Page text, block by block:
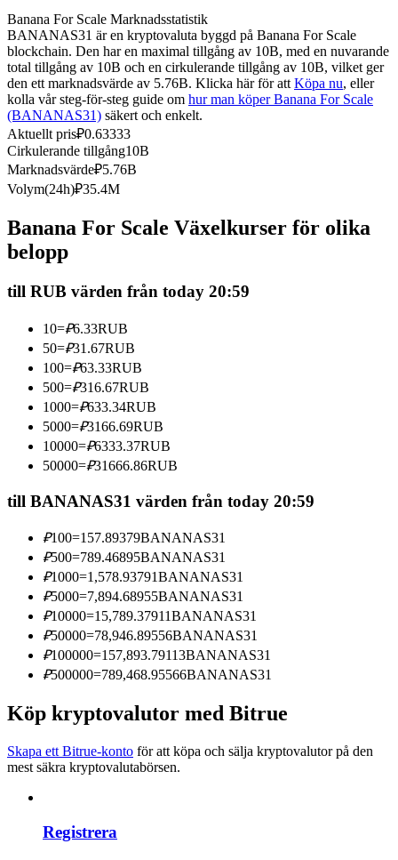
Kopiera Trading
Gå med de bästa handlarna
Njut av vinstdelning och kopieringshandelsprovisioner
Big data-analys inklusive handelsinformation, etc.
Futures startguide
Banana For Scale Marknadsstatistik
BANANAS31 är en kryptovaluta byggd på Banana For Scale
blockchain. Den har en maximal tillgång av 10B, med en nuvarande
total tillgång av 10B och en cirkulerande tillgång av 10B, vilket ger
den ett marknadsvärde av 5.76B. Klicka här för att Köpa nu, eller
kolla vår steg-för-steg guide om hur man köper Banana For Scale
(BANANAS31) säkert och enkelt.
Aktuellt pris₽0.63333
Cirkulerande tillgång10B
Marknadsvärde₽5.76B
Volym(24h)₽35.4M
Banana For Scale Växelkurser för olika
belopp
till RUB värden från today 20:59
10=₽6.33RUB
50=₽31.67RUB
100=₽63.33RUB
500=₽316.67RUB
1000=₽633.34RUB
5000=₽3166.69RUB
10000=₽6333.37RUB
50000=₽31666.86RUB
till BANANAS31 värden från today 20:59
₽100=157.89379BANANAS31
₽500=789.46895BANANAS31
₽1000=1,578.93791BANANAS31
₽5000=7,894.68955BANANAS31
₽10000=15,789.37911BANANAS31
₽50000=78,946.89556BANANAS31
₽100000=157,893.79113BANANAS31
₽500000=789,468.95566BANANAS31
Köp kryptovalutor med Bitrue
Skapa ett Bitrue-konto för att köpa och sälja kryptovalutor på den
mest säkra kryptovalutabörsen.
Registrera